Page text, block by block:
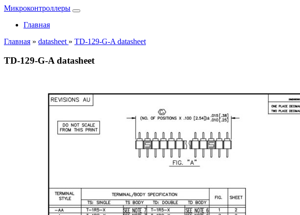
Микроконтроллеры
Главная
Главная » datasheet » TD-129-G-A datasheet
TD-129-G-A datasheet